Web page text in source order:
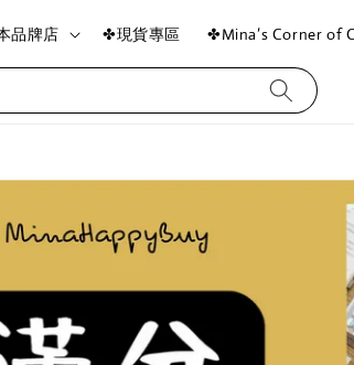
品牌店 ✤現貨專區 ✤Mina’s Corner of